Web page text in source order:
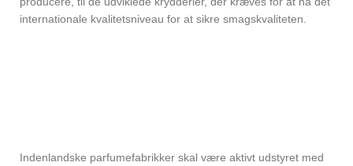
internationale kvalitetsniveau for at sikre smagskvaliteten.
Indenlandske parfumefabrikker skal være aktivt udstyret med